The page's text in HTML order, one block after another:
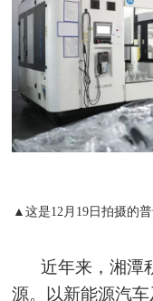
▲这是12月19日拍摄的
近年来，湘潭
源。以新能源汽